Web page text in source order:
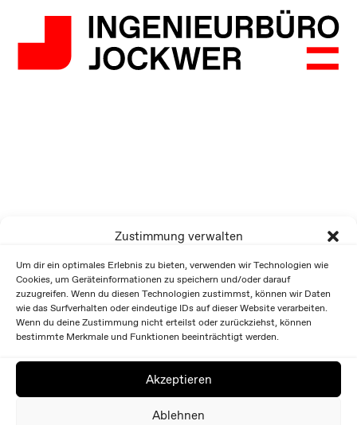
Zustimmung verwalten
Um dir ein optimales Erlebnis zu bieten, verwenden wir Technologien wie
Cookies, um Geräteinformationen zu speichern und/oder darauf
zuzugreifen. Wenn du diesen Technologien zustimmst, können wir Daten
wie das Surfverhalten oder eindeutige IDs auf dieser Website verarbeiten.
Wenn du deine Zustimmung nicht erteilst oder zurückziehst, können
bestimmte Merkmale und Funktionen beeinträchtigt werden.
Akzeptieren
Ablehnen